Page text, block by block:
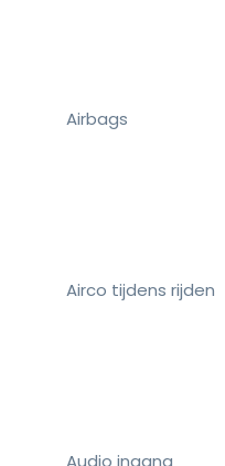
Airbags
Airco tijdens rijden
Audio ingang